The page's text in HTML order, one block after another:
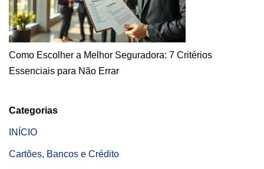
Como Escolher a Melhor Seguradora: 7 Critérios
Essenciais para Não Errar
Categorias
INÍCIO
Cartões, Bancos e Crédito